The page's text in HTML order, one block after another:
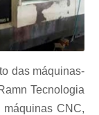
Conserto
Mcs
Conserto
Conserto de
Conserto
das máquinas-
Tecnologia
CNC,